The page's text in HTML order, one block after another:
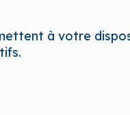
à votre